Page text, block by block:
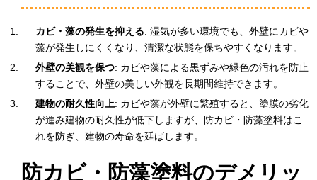
カビ・藻の発生を抑える: 湿気が多い環境でも、外壁にカビや
藻が発生しにくくなり、清潔な状態を保ちやすくなります。
外壁の美観を保つ: カビや藻による黒ずみや緑色の汚れを防止
することで、外壁の美しい外観を長期間維持できます。
建物の耐久性向上: カビや藻が外壁に繁殖すると、塗膜の劣化
が進み建物の耐久性が低下しますが、防カビ・防藻塗料はこ
れを防ぎ、建物の寿命を延ばします。
防カビ・防藻塗料のデメリッ